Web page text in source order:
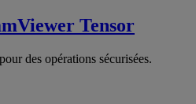
Tensor
des opérations sécurisées.